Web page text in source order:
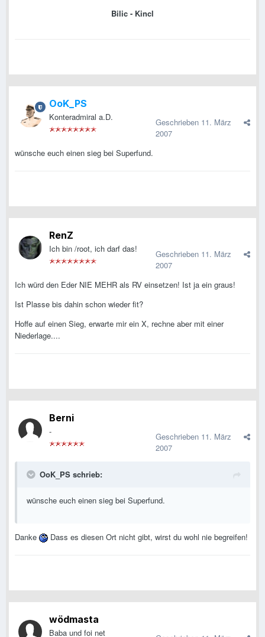
Bilic - Kincl
OoK_PS
Konteradmiral a.D. Geschrieben 11. März
2007
wünsche euch einen sieg bei Superfund.
RenZ
Ich bin /root, ich darf das! Geschrieben 11. März
2007
Ich würd den Eder NIE MEHR als RV einsetzen! Ist ja ein graus!
Ist Plasse bis dahin schon wieder fit?
Hoffe auf einen Sieg, erwarte mir ein X, rechne aber mit einer
Niederlage....
Berni
- Geschrieben 11. März
2007
OoK_PS schrieb:
wünsche euch einen sieg bei Superfund.
Danke Dass es diesen Ort nicht gibt, wirst du wohl nie begreifen!
wödmasta
Baba und foi net